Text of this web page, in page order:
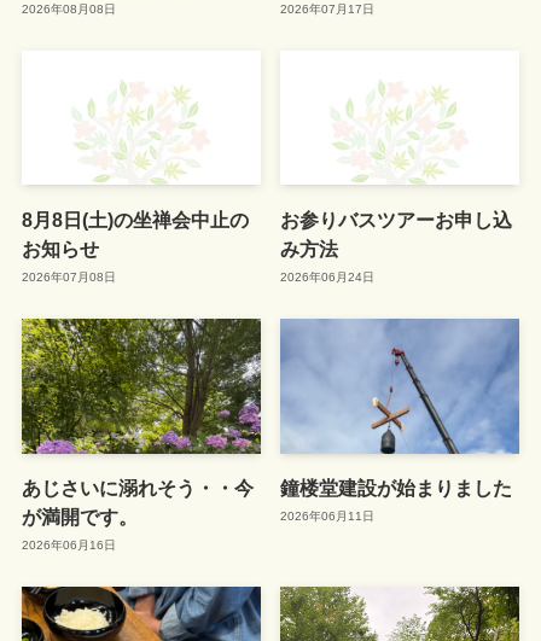
2026年08月08日 2026年07月17日
8月8日(土)の坐禅会中止の
お知らせ
2026年07月08日
お参りバスツアーお申し込
み方法
2026年06月24日
あじさいに溺れそう・・今
が満開です。
2026年06月16日
鐘楼堂建設が始まりました
2026年06月11日